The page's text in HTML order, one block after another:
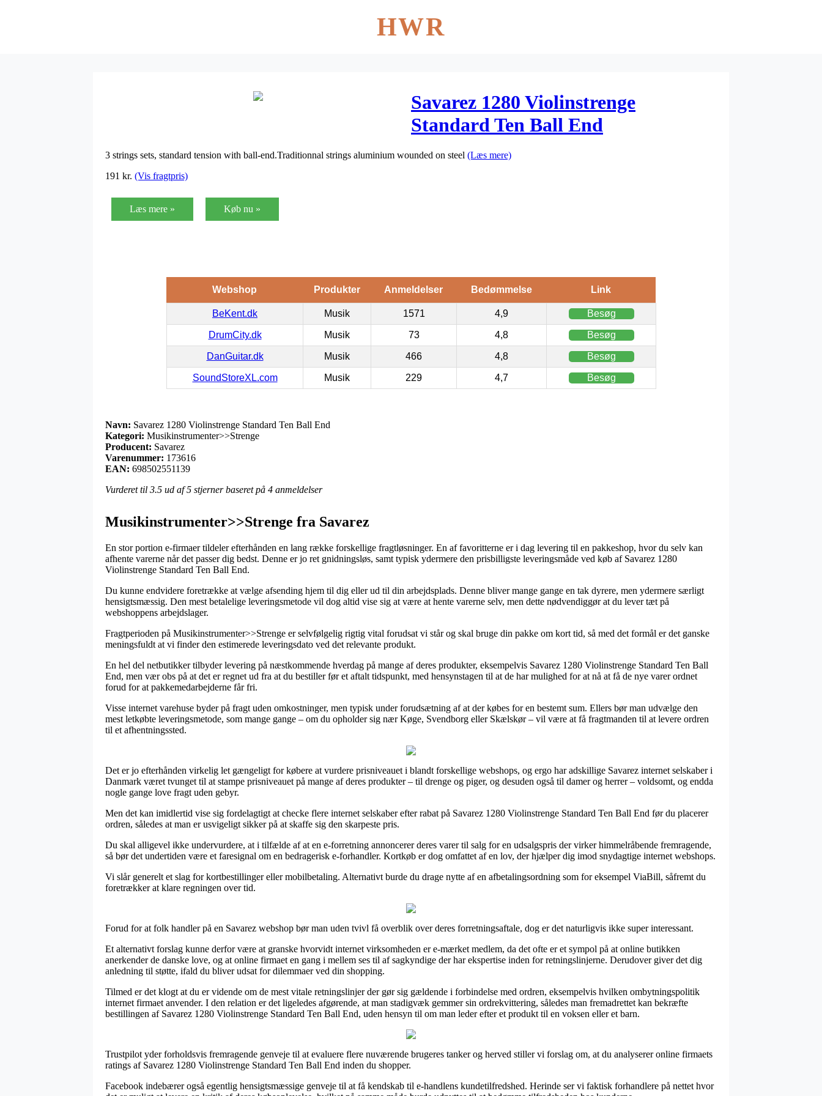
HWR
Savarez 1280 Violinstrenge
Standard Ten Ball End
3 strings sets, standard tension with ball-end.Traditionnal strings aluminium wounded on steel (Læs mere)
191 kr. (Vis fragtpris)
Læs mere » Køb nu »
Webshop Produkter Anmeldelser Bedømmelse Link
BeKent.dk Musik 1571 4,9 Besøg
DrumCity.dk Musik 73 4,8 Besøg
DanGuitar.dk Musik 466 4,8 Besøg
SoundStoreXL.com Musik 229 4,7 Besøg
Navn: Savarez 1280 Violinstrenge Standard Ten Ball End
Kategori: Musikinstrumenter>>Strenge
Producent: Savarez
Varenummer: 173616
EAN: 698502551139
Vurderet til 3.5 ud af 5 stjerner baseret på 4 anmeldelser
Musikinstrumenter>>Strenge fra Savarez
En stor portion e-firmaer tildeler efterhånden en lang række forskellige fragtløsninger. En af favoritterne er i dag levering til en pakkeshop, hvor du selv kan
afhente varerne når det passer dig bedst. Denne er jo ret gnidningsløs, samt typisk ydermere den prisbilligste leveringsmåde ved køb af Savarez 1280
Violinstrenge Standard Ten Ball End.
Du kunne endvidere foretrække at vælge afsending hjem til dig eller ud til din arbejdsplads. Denne bliver mange gange en tak dyrere, men ydermere særligt
hensigtsmæssig. Den mest betalelige leveringsmetode vil dog altid vise sig at være at hente varerne selv, men dette nødvendiggør at du lever tæt på
webshoppens arbejdslager.
Fragtperioden på Musikinstrumenter>>Strenge er selvfølgelig rigtig vital forudsat vi står og skal bruge din pakke om kort tid, så med det formål er det ganske
meningsfuldt at vi finder den estimerede leveringsdato ved det relevante produkt.
En hel del netbutikker tilbyder levering på næstkommende hverdag på mange af deres produkter, eksempelvis Savarez 1280 Violinstrenge Standard Ten Ball
End, men vær obs på at det er regnet ud fra at du bestiller før et aftalt tidspunkt, med hensynstagen til at de har mulighed for at nå at få de nye varer ordnet
forud for at pakkemedarbejderne får fri.
Visse internet varehuse byder på fragt uden omkostninger, men typisk under forudsætning af at der købes for en bestemt sum. Ellers bør man udvælge den
mest letkøbte leveringsmetode, som mange gange – om du opholder sig nær Køge, Svendborg eller Skælskør – vil være at få fragtmanden til at levere ordren
til et afhentningssted.
Det er jo efterhånden virkelig let gængeligt for købere at vurdere prisniveauet i blandt forskellige webshops, og ergo har adskillige Savarez internet selskaber i
Danmark været tvunget til at stampe prisniveauet på mange af deres produkter – til drenge og piger, og desuden også til damer og herrer – voldsomt, og endda
nogle gange love fragt uden gebyr.
Men det kan imidlertid vise sig fordelagtigt at checke flere internet selskaber efter rabat på Savarez 1280 Violinstrenge Standard Ten Ball End før du placerer
ordren, således at man er usvigeligt sikker på at skaffe sig den skarpeste pris.
Du skal alligevel ikke undervurdere, at i tilfælde af at en e-forretning annoncerer deres varer til salg for en udsalgspris der virker himmelråbende fremragende,
så bør det undertiden være et faresignal om en bedragerisk e-forhandler. Kortkøb er dog omfattet af en lov, der hjælper dig imod snydagtige internet webshops.
Vi slår generelt et slag for kortbestillinger eller mobilbetaling. Alternativt burde du drage nytte af en afbetalingsordning som for eksempel ViaBill, såfremt du
foretrækker at klare regningen over tid.
Forud for at folk handler på en Savarez webshop bør man uden tvivl få overblik over deres forretningsaftale, dog er det naturligvis ikke super interessant.
Et alternativt forslag kunne derfor være at granske hvorvidt internet virksomheden er e-mærket medlem, da det ofte er et sympol på at online butikken
anerkender de danske love, og at online firmaet en gang i mellem ses til af sagkyndige der har ekspertise inden for retningslinjerne. Derudover giver det dig
anledning til støtte, ifald du bliver udsat for dilemmaer ved din shopping.
Tilmed er det klogt at du er vidende om de mest vitale retningslinjer der gør sig gældende i forbindelse med ordren, eksempelvis hvilken ombytningspolitik
internet firmaet anvender. I den relation er det ligeledes afgørende, at man stadigvæk gemmer sin ordrekvittering, således man fremadrettet kan bekræfte
bestillingen af Savarez 1280 Violinstrenge Standard Ten Ball End, uden hensyn til om man leder efter et produkt til en voksen eller et barn.
Trustpilot yder forholdsvis fremragende genveje til at evaluere flere nuværende brugeres tanker og herved stiller vi forslag om, at du analyserer online firmaets
ratings af Savarez 1280 Violinstrenge Standard Ten Ball End inden du shopper.
Facebook indebærer også egentlig hensigtsmæssige genveje til at få kendskab til e-handlens kundetilfredshed. Herinde ser vi faktisk forhandlere på nettet hvor